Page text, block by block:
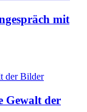
mit
Gewalt der